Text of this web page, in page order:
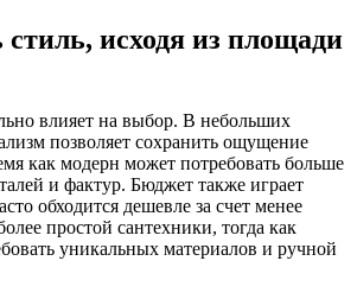
исходя из площади
влияет на выбор. В небольших
позволяет сохранить ощущение
как модерн может потребовать больше
и фактур. Бюджет также играет
обходится дешевле за счет менее
простой сантехники, тогда как
уникальных материалов и ручной